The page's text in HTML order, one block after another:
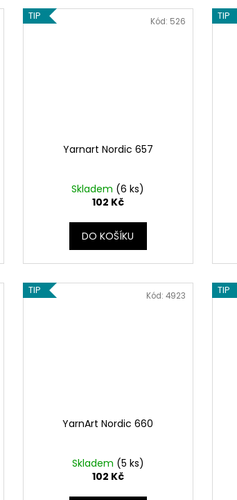
TIP
Yarnart Nordic 657
Skladem (6 ks)
102 Kč
DO KOŠÍKU
Kód: 526 TIP
TIP
YarnArt Nordic 660
Skladem (5 ks)
102 Kč
Kód: 4923 TIP